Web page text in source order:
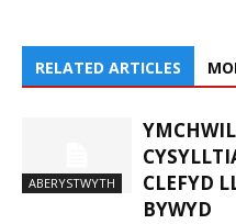
RELATED ARTICLES
ABERYSTWYTH
CLEFYD
BYWYD